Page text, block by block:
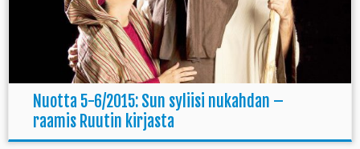
Nuotta 5-6/2015: Sun syliisi nukahdan –
raamis Ruutin kirjasta